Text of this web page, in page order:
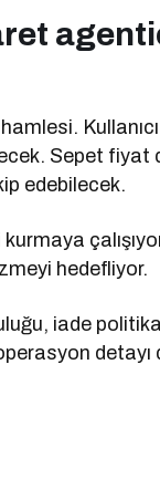
Sepet fiyat
edebilecek.
hedefliyor.
iade
detayı